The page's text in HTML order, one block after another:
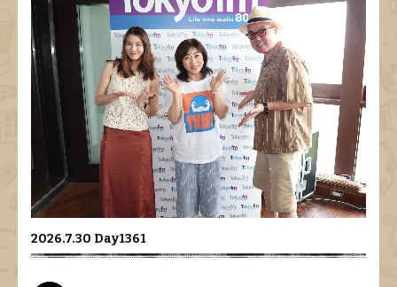
2026.7.30 Day1361